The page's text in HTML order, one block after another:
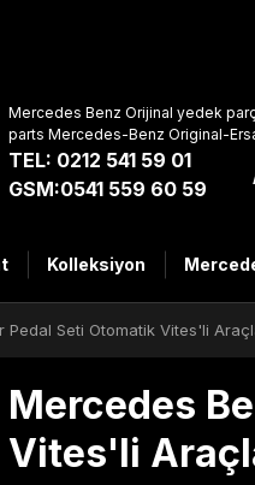
Mercedes Benz Orijinal yedek
TEL: 0212 541 59 01
GSM:0541 559 60 59
Kolleksiyon
Pedal Seti Otomatik Vites'li
Mercedes
Vites'li